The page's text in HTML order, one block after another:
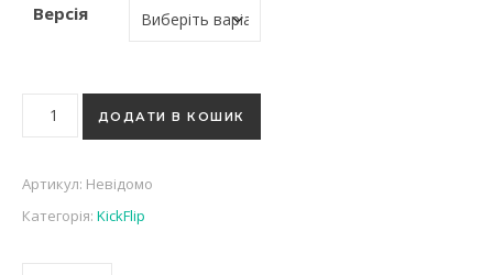
Версія
K-pop альбом KickFlip - Kick Out Flip Now (2й міні альбом)
ДОДАТИ В КОШИК
Артикул: Невідомо
Категорія: KickFlip